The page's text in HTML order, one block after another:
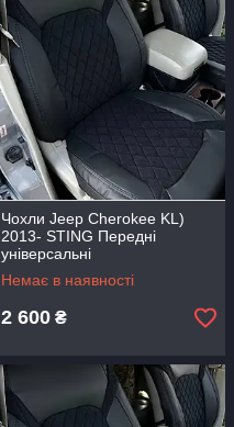
Чохли Jeep Cherokee KL)
2013- STING Передні
універсальні
Немає в наявності
2 600 ₴